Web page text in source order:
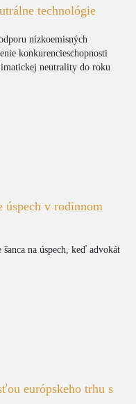
technológie
nízkoemisných
konkurencieschopnosti
neutrality do roku
úspech v rodinnom
na úspech, keď advokát
európskeho trhu s